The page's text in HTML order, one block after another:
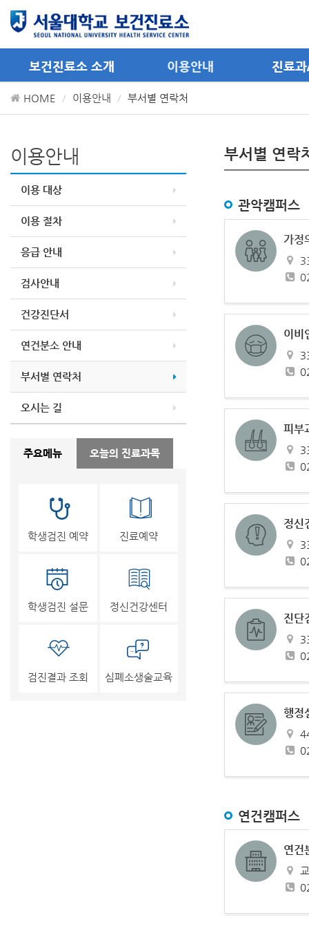
메뉴 바로가기
컨텐츠 바로가기
보건진료소 소개 이용안내 진료
HOME 이용안내 부서별 연락처
이용안내
이용 대상
이용 절차
응급 안내
검사안내
건강진단서
연건분소 안내
부서별 연락처
오시는 길
주요메뉴 오늘의 진료과목
학생검진 예약 진료예약
학생검진 설문 정신건강센터
검진결과 조회 심폐소생술교육
부서별 연락
관악캠퍼스
가정
이비
피부
정신
진단
행정
연건캠퍼스
연건